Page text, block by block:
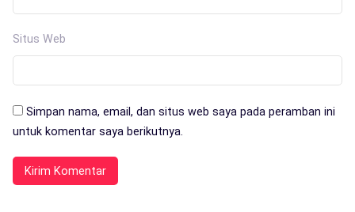
Situs Web
Simpan nama, email, dan situs web saya pada peramban ini
untuk komentar saya berikutnya.